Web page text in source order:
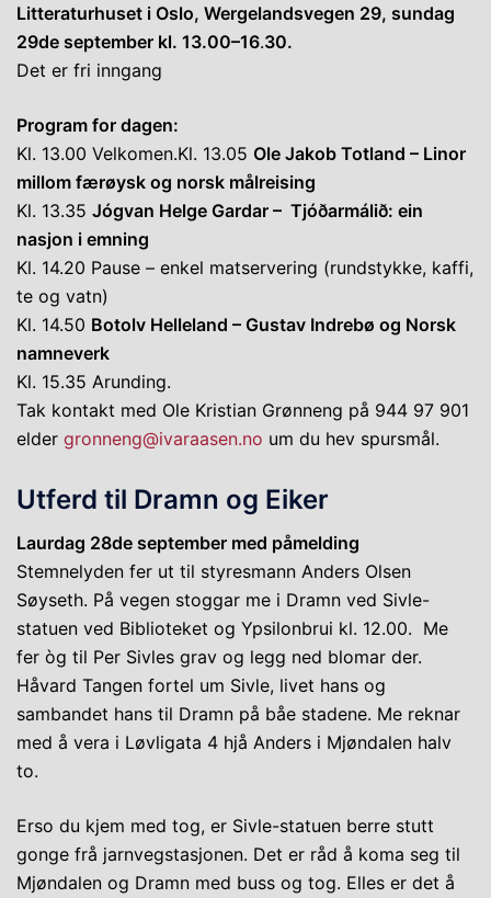
Litteraturhuset i Oslo, Wergelandsvegen 29, sundag
29de september kl. 13.00–16.30.
Det er fri inngang
Program for dagen:
Kl. 13.00 Velkomen.Kl. 13.05 Ole Jakob Totland – Linor
millom færøysk og norsk målreising
Kl. 13.35 Jógvan Helge Gardar – Tjóðarmálið: ein
nasjon i emning
Kl. 14.20 Pause – enkel matservering (rundstykke, kaffi,
te og vatn)
Kl. 14.50 Botolv Helleland – Gustav Indrebø og Norsk
namneverk
Kl. 15.35 Arunding.
Tak kontakt med Ole Kristian Grønneng på 944 97 901
elder gronneng@ivaraasen.no um du hev spursmål.
Utferd til Dramn og Eiker
Laurdag 28de september med påmelding
Stemnelyden fer ut til styresmann Anders Olsen
Søyseth. På vegen stoggar me i Dramn ved Sivle-
statuen ved Biblioteket og Ypsilonbrui kl. 12.00. Me
fer òg til Per Sivles grav og legg ned blomar der.
Håvard Tangen fortel um Sivle, livet hans og
sambandet hans til Dramn på båe stadene. Me reknar
med å vera i Løvligata 4 hjå Anders i Mjøndalen halv
to.
Erso du kjem med tog, er Sivle-statuen berre stutt
gonge frå jarnvegstasjonen. Det er råd å koma seg til
Mjøndalen og Dramn med buss og tog. Elles er det å